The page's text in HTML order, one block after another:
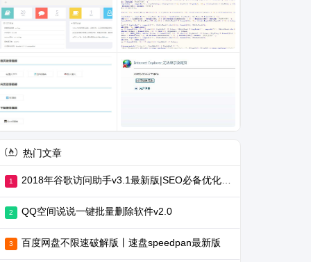
热门文章
2018年谷歌访问助手v3.1最新版|SEO必备优化工具
QQ空间说说一键批量删除软件v2.0
百度网盘不限速破解版丨速盘speedpan最新版